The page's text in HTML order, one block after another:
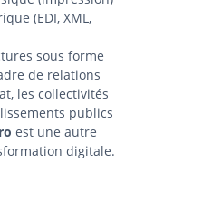
(EDI, XML,
sous forme
de relations
les collectivités
publics
est une autre
digitale.